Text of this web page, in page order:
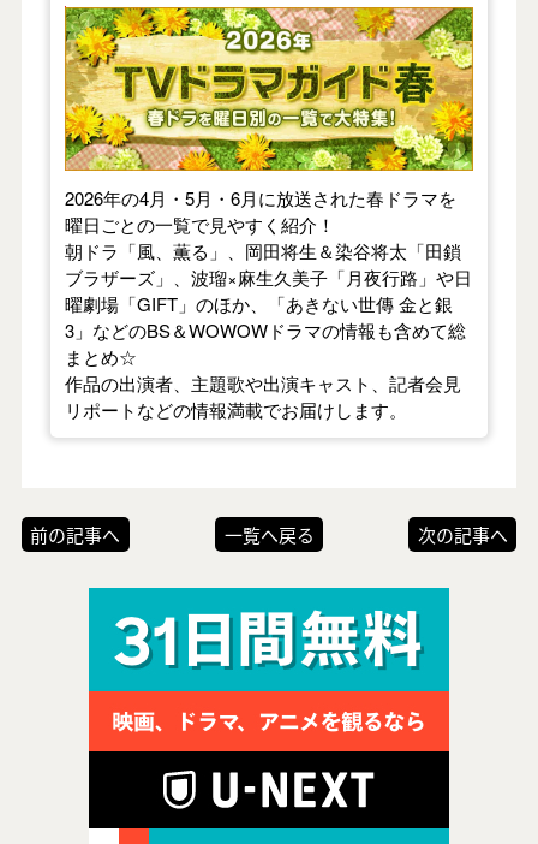
【2026年春】TVドラマガイド
2026年の4月・5月・6月に放送された春ドラマを
曜日ごとの一覧で見やすく紹介！
朝ドラ「風、薫る」、岡田将生＆染谷将太「田鎖
ブラザーズ」、波瑠×麻生久美子「月夜行路」や日
曜劇場「GIFT」のほか、「あきない世傳 金と銀
3」などのBS＆WOWOWドラマの情報も含めて総
まとめ☆
作品の出演者、主題歌や出演キャスト、記者会見
リポートなどの情報満載でお届けします。
前の記事へ 一覧へ戻る 次の記事へ